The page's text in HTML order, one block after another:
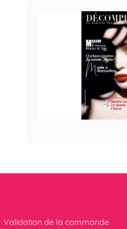
Validation de la commande